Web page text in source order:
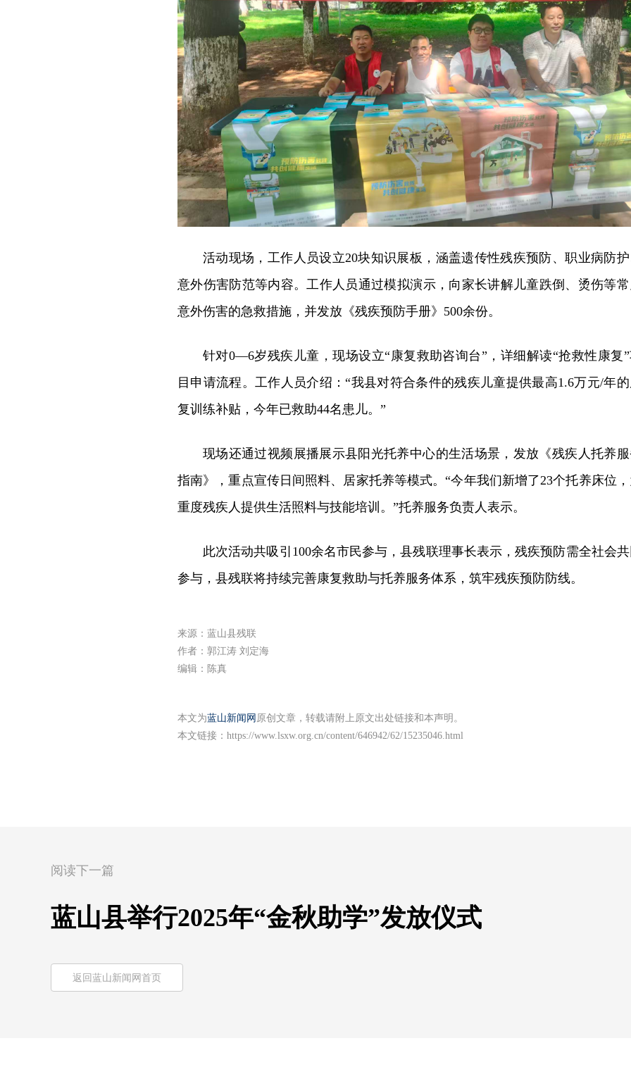
活动现场，工作人员设立20块知识展板，涵盖遗传性残疾预防、职业病防
意外伤害防范等内容。工作人员通过模拟演示，向家长讲解儿童跌倒、烫伤等
意外伤害的急救措施，并发放《残疾预防手册》500余份。
针对0—6岁残疾儿童，现场设立“康复救助咨询台”，详细解读“抢救性康复
目申请流程。工作人员介绍：“我县对符合条件的残疾儿童提供最高1.6万元/年
复训练补贴，今年已救助44名患儿。”
现场还通过视频展播展示县阳光托养中心的生活场景，发放《残疾人托养
指南》，重点宣传日间照料、居家托养等模式。“今年我们新增了23个托养床位
重度残疾人提供生活照料与技能培训。”托养服务负责人表示。
此次活动共吸引100余名市民参与，县残联理事长表示，残疾预防需全社会
参与，县残联将持续完善康复救助与托养服务体系，筑牢残疾预防防线。
来源：蓝山县残联
作者：郭江涛 刘定海
编辑：陈真
本文为蓝山新闻网 原创文章，转载请附上原文出处链接和本声明。
本文链接： https://www.lsxw.org.cn/content/646942/62/15235046.html
阅读下一篇
蓝山县举行2025年“金秋助学”发放仪式
返回蓝山新闻网首页